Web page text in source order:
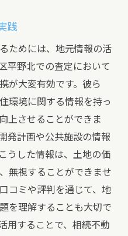
践
ためには、地元情報の活
平野北での査定において
が大変有効です。彼ら
環境に関する情報を持っ
上させることができま
発計画や公共施設の情報
うした情報は、土地の価
無視することができませ
コミや評判を通じて、地
を理解することも大切で
用することで、相続不動